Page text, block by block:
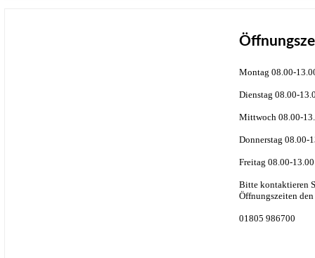
Montag 08.00-
Dienstag 08.00-
Mittwoch 08.00-
Donnerstag 08.00-
Freitag 08.00-
Bitte kontaktieren
Öffnungszeiten
01805 986700